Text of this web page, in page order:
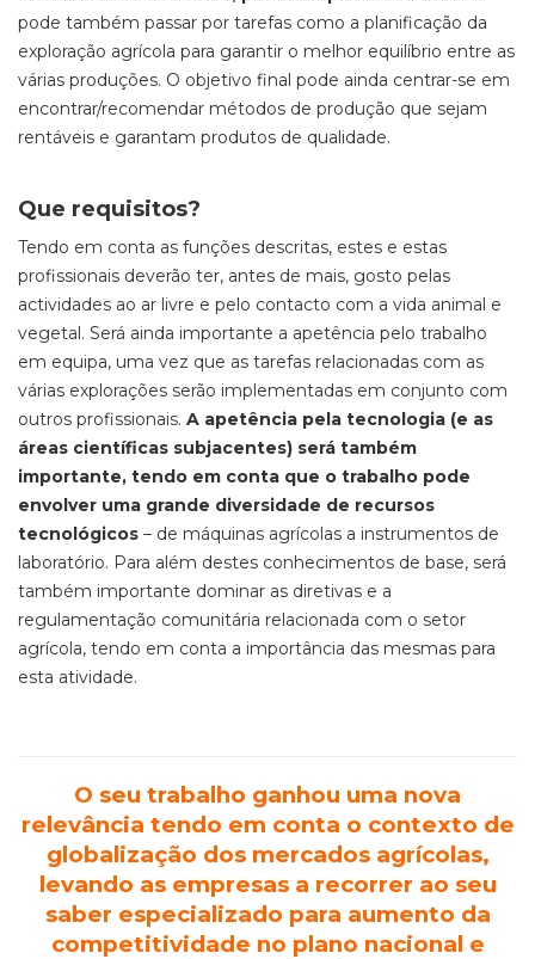
pode também passar por tarefas como a planificação da
exploração agrícola para garantir o melhor equilíbrio entre as
várias produções. O objetivo final pode ainda centrar-se em
encontrar/recomendar métodos de produção que sejam
rentáveis e garantam produtos de qualidade.
Que requisitos?
Tendo em conta as funções descritas, estes e estas
profissionais deverão ter, antes de mais, gosto pelas
actividades ao ar livre e pelo contacto com a vida animal e
vegetal. Será ainda importante a apetência pelo trabalho
em equipa, uma vez que as tarefas relacionadas com as
várias explorações serão implementadas em conjunto com
outros profissionais. A apetência pela tecnologia (e as
áreas científicas subjacentes) será também
importante, tendo em conta que o trabalho pode
envolver uma grande diversidade de recursos
tecnológicos – de máquinas agrícolas a instrumentos de
laboratório. Para além destes conhecimentos de base, será
também importante dominar as diretivas e a
regulamentação comunitária relacionada com o setor
agrícola, tendo em conta a importância das mesmas para
esta atividade.
O seu trabalho ganhou uma nova
relevância tendo em conta o contexto de
globalização dos mercados agrícolas,
levando as empresas a recorrer ao seu
saber especializado para aumento da
competitividade no plano nacional e